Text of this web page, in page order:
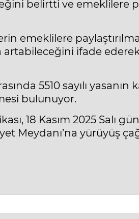
belirtti ve emeklilere
emeklilere
artabileceğini ifade
5510 sayılı yasanın
bulunuyor.
18 Kasım 2025 Salı
Meydanı’na yürüyüş